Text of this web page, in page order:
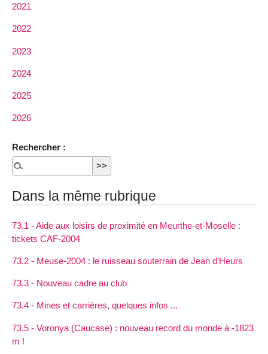
2021
2022
2023
2024
2025
2026
Rechercher :
Dans la même rubrique
73.1 - Aide aux loisirs de proximité en Meurthe-et-Moselle :
tickets CAF-2004
73.2 - Meuse-2004 : le ruisseau souterrain de Jean d’Heurs
73.3 - Nouveau cadre au club
73.4 - Mines et carrières, quelques infos ...
73.5 - Voronya (Caucase) : nouveau record du monde à -1823
m !